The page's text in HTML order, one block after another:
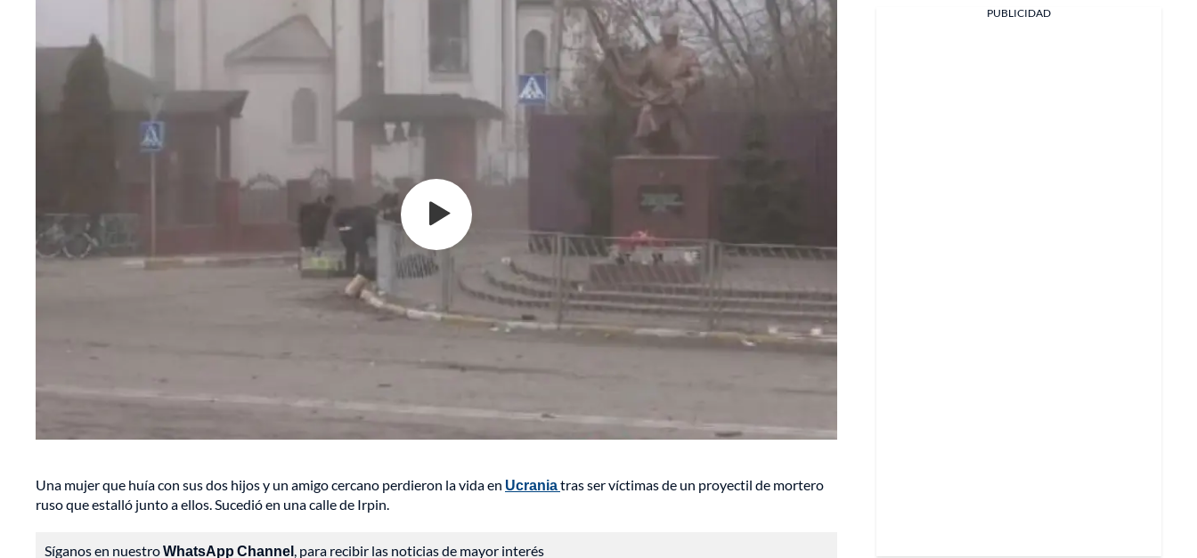
Una mujer que huía con sus dos hijos y un amigo cercano perdieron la vida en Ucraniatras ser víctimas de un proyectil de mortero
ruso que estalló junto a ellos. Sucedió en una calle de Irpin.
Síganos en nuestroWhatsApp Channel, para recibir las noticias de mayor interés
PUBLICIDAD